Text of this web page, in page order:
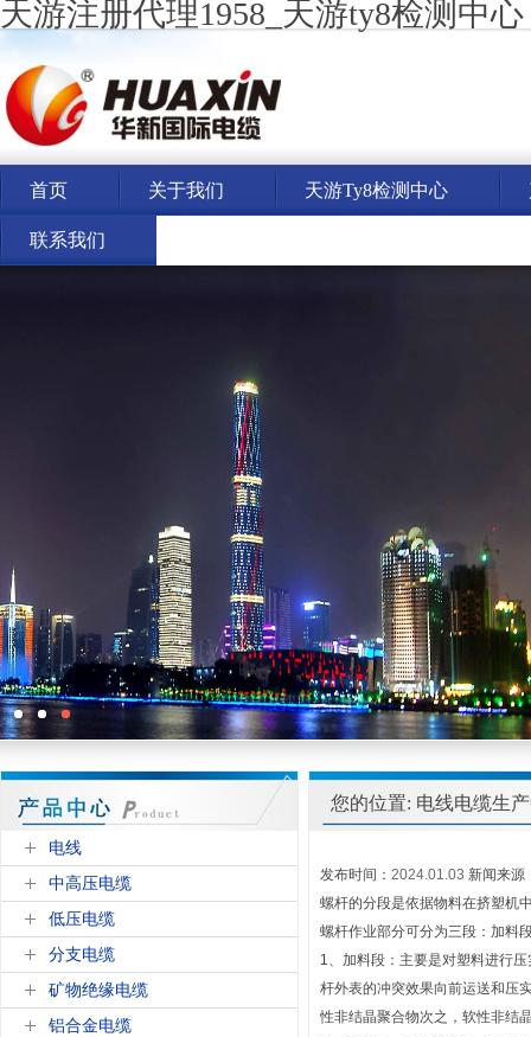
天游注册代理1958_天游ty8检测中心
首页 关于我们 天游ty8检测中心
联系我们
电线
中高压电缆
低压电缆
分支电缆
矿物绝缘电缆
铝合金电缆
您的位置: 电线电缆生
发布时间： 2024.01.03 新闻来源
螺杆的分段是依据物料在挤塑机
螺杆作业部分可分为三段：加料
1、加料段：主要是对塑料进行
杆外表的冲突效果向前运送和压
性非结晶聚合物次之，软性非结